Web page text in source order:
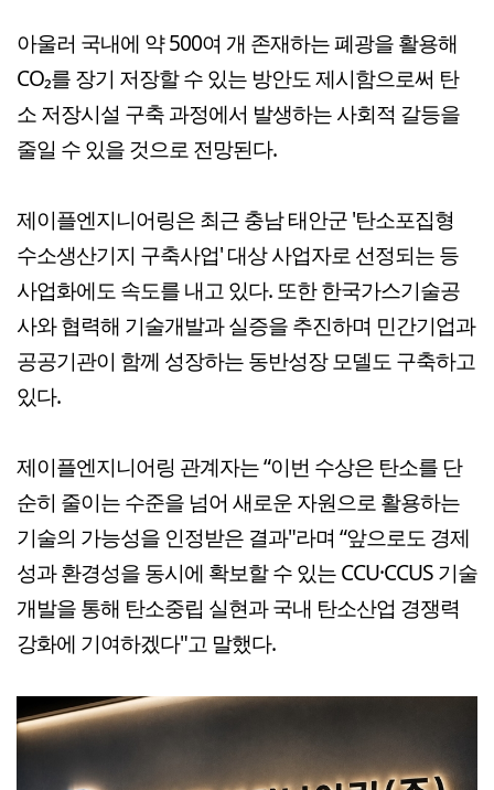
아울러 국내에 약 500여 개 존재하는 폐광을 활용해
CO₂를 장기 저장할 수 있는 방안도 제시함으로써 탄
소 저장시설 구축 과정에서 발생하는 사회적 갈등을
줄일 수 있을 것으로 전망된다.
제이플엔지니어링은 최근 충남 태안군 '탄소포집형
수소생산기지 구축사업' 대상 사업자로 선정되는 등
사업화에도 속도를 내고 있다. 또한 한국가스기술공
사와 협력해 기술개발과 실증을 추진하며 민간기업과
공공기관이 함께 성장하는 동반성장 모델도 구축하고
있다.
제이플엔지니어링 관계자는 “이번 수상은 탄소를 단
순히 줄이는 수준을 넘어 새로운 자원으로 활용하는
기술의 가능성을 인정받은 결과"라며 “앞으로도 경제
성과 환경성을 동시에 확보할 수 있는 CCU·CCUS 기술
개발을 통해 탄소중립 실현과 국내 탄소산업 경쟁력
강화에 기여하겠다"고 말했다.